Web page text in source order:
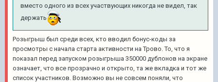
вместо одного из всех участвующих никогда не видел, так
держать
Розыгрыш был среди всех, кто вводил бонус-коды за
просмотры с начала старта активности на Трово. То, что я
показал перед запуском розыгрыша 350000 дублонов на экране
означает, что все прозрачно и открыто, та же вкладка и тот же
список участников. Возможно вы не совсем поняли, что